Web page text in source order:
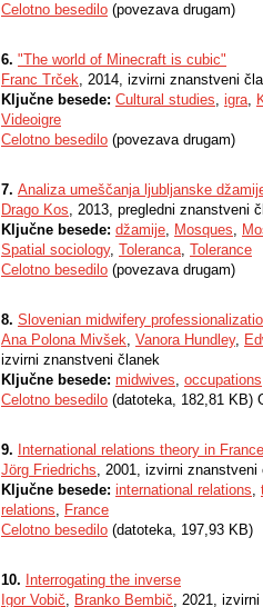
Celotno besedilo (povezava drugam)
6. "The world of Minecraft is cubic"
Franc Trček, 2014, izvirni znanstveni
Ključne besede: Cultural studies, igra,
Videoigre
Celotno besedilo (povezava drugam)
7. Analiza umeščanja ljubljanske
Drago Kos, 2013, pregledni znanstveni
Ključne besede: džamije, Mosques,
Spatial sociology, Toleranca, Tolerance
Celotno besedilo (povezava drugam)
8. Slovenian midwifery
Ana Polona Mivšek, Vanora Hundley,
izvirni znanstveni članek
Ključne besede: midwives, occupations
Celotno besedilo (datoteka, 182,81 KB)
9. International relations theory in France
Jörg Friedrichs, 2001, izvirni znanstveni
Ključne besede: international relations,
relations, France
Celotno besedilo (datoteka, 197,93 KB)
10. Interrogating the inverse
Igor Vobič, Branko Bembič, 2021,